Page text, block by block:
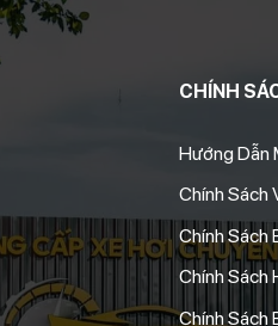
CHÍNH
Hướng Dẫn
Chính Sách
Chính Sách
Chính Sách
Chính Sách